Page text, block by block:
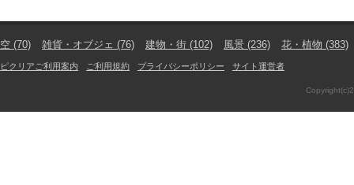
空 (70) 雑貨・オブジェ (76) 建物・街 (102) 風景 (236) 花・植物 (383)
ピクリアご利用案内 ご利用規約 プライバシーポリシー サイト運営者